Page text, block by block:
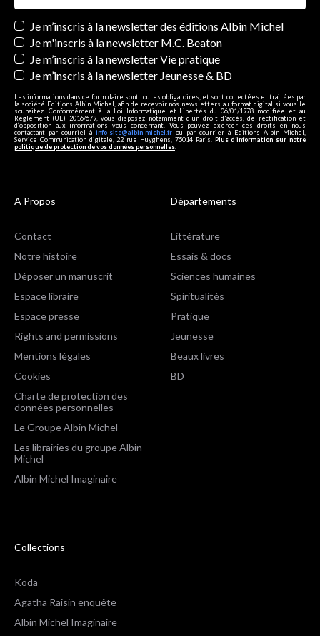
Newsletters
Je m’inscris à la newsletter des éditions Albin Michel
Je m'inscris à la newsletter M.C. Beaton
Je m’inscris à la newsletter Vie pratique
Je m’inscris à la newsletter Jeunesse & BD
Les informations dans ce formulaire sont toutes obligatoires, et sont collectées et traitées par
la société Editions Albin Michel, afin de recevoir nos newsletters au format digital si vous le
souhaitez. Conformément à la Loi Informatique et Libertés du 06/01/1978 modifiée et au
Règlement (UE) 2016/679, vous disposez notamment d'un droit d'accès, de rectification et
d’opposition aux informations vous concernant. Vous pouvez exercer ces droits en nous
contactant par courriel à info-site@albin-michel.fr ou par courrier à Editions Albin Michel,
Service Communication digitale, 22 rue Huyghens, 75014 Paris. Plus d’information sur notre
politique de protection de vos données personnelles
A Propos
Contact
Notre histoire
Déposer un manuscrit
Espace libraire
Espace presse
Rights and permissions
Mentions légales
Cookies
Charte de protection des
données personnelles
Le Groupe Albin Michel
Les librairies du groupe Albin
Michel
Albin Michel Imaginaire
Départements
Littérature
Essais & docs
Sciences humaines
Spiritualités
Pratique
Jeunesse
Beaux livres
BD
Collections
Koda
Agatha Raisin enquête
Albin Michel Imaginaire